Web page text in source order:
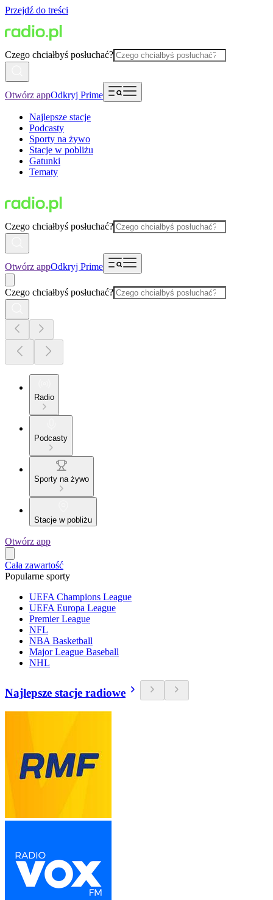
Przejdź do treści
Czego chciałbyś posłuchać?
Otwórz appOdkryj Prime
Najlepsze stacje
Podcasty
Sporty na żywo
Stacje w pobliżu
Gatunki
Tematy
Czego chciałbyś posłuchać?
Otwórz appOdkryj Prime
Czego chciałbyś posłuchać?
Radio
Podcasty
Sporty na żywo
Stacje w pobliżu
Otwórz app
Cała zawartość
Popularne sporty
UEFA Champions League
UEFA Europa League
Premier League
NFL
NBA Basketball
Major League Baseball
NHL
Najlepsze stacje radiowe